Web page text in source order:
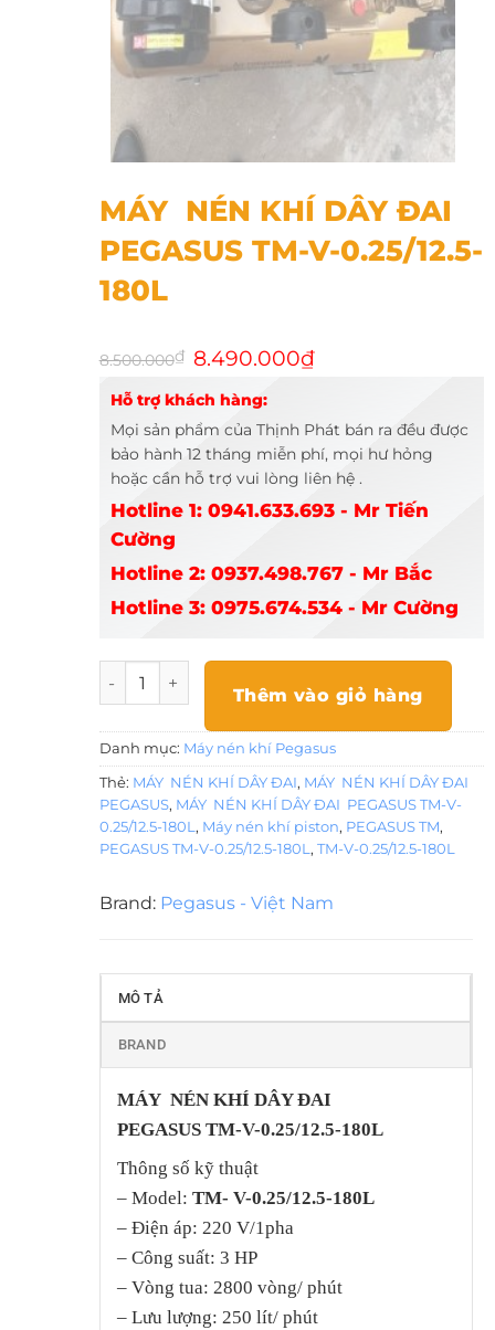
MÁY NÉN KHÍ DÂY ĐAI
PEGASUS TM-V-0.25/12.5-
180L
8.500.000₫ Giá
gốc
8.500.000₫.
8.490.000₫Giá
Hỗ trợ khách hàng:
Mọi sản phẩm của Thịnh Phát bán ra đều được
bảo hành 12 tháng miễn phí, mọi hư hỏng
hoặc cần hỗ trợ vui lòng liên hệ .
Hotline 1: 0941.633.693 - Mr Tiến
Cường
Hotline 2: 0937.498.767 - Mr Bắc
Hotline 3: 0975.674.534 - Mr Cường
MÁY NÉN KHÍ DÂY ĐAI PEGASUS TM-V-0.25/
Thêm vào giỏ hàng
Danh mục: Máy nén khí Pegasus
Thẻ: MÁY NÉN KHÍ DÂY ĐAI, MÁY NÉN KHÍ DÂY ĐAI
PEGASUS, MÁY NÉN KHÍ DÂY ĐAI PEGASUS TM-V-
0.25/12.5-180L, Máy nén khí piston, PEGASUS TM,
PEGASUS TM-V-0.25/12.5-180L, TM-V-0.25/12.5-180L
Brand: Pegasus - Việt Nam
MÔ TẢ
BRAND
MÁY NÉN KHÍ DÂY ĐAI
PEGASUS TM-V-0.25/12.5-180L
Thông số kỹ thuật
– Model: TM- V-0.25/12.5-180L
– Điện áp: 220 V/1pha
– Công suất: 3 HP
– Vòng tua: 2800 vòng/ phút
– Lưu lượng: 250 lít/ phút